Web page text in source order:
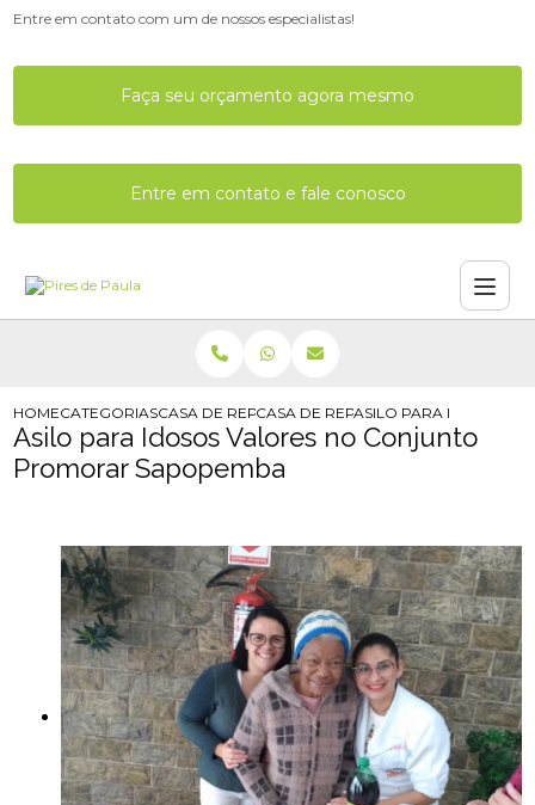
Entre em contato com um de nossos especialistas!
Faça seu orçamento agora mesmo
Entre em contato e fale conosco
HOMECATEGORIASCASA DE REPOUSOCASA DE REPOUSO EM SP
ASILO PARA IDOSOS
Asilo para Idosos Valores no Conjunto
Promorar Sapopemba